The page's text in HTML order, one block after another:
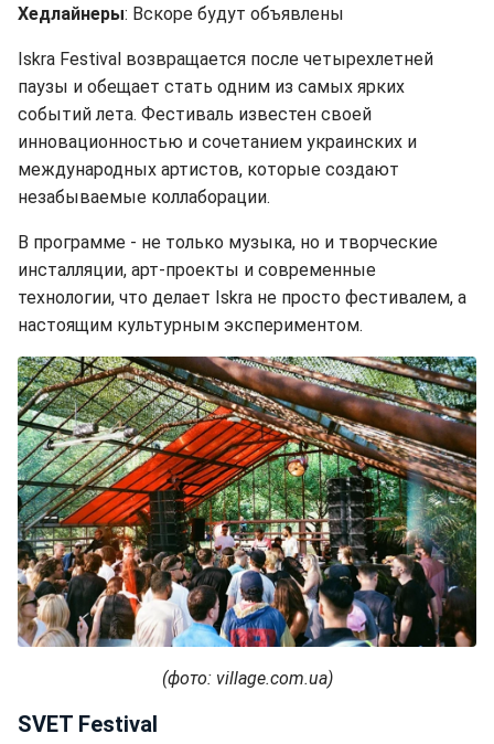
Хедлайнеры: Вскоре будут объявлены
Iskra Festival возвращается после четырехлетней
паузы и обещает стать одним из самых ярких
событий лета. Фестиваль известен своей
инновационностью и сочетанием украинских и
международных артистов, которые создают
незабываемые коллаборации.
В программе - не только музыка, но и творческие
инсталляции, арт-проекты и современные
технологии, что делает Iskra не просто фестивалем, а
настоящим культурным экспериментом.
(фото: village.com.ua)
SVET Festival